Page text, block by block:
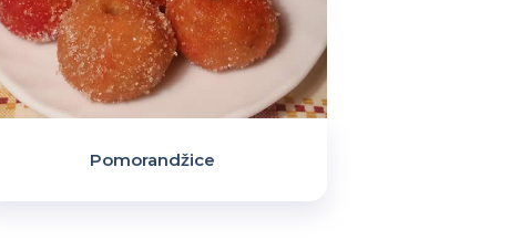
Pomorandžice